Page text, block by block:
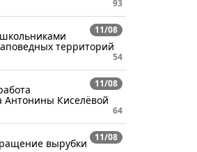
93
11/08
территорий
54
11/08
Антонины Киселёвой
64
11/08
вырубки